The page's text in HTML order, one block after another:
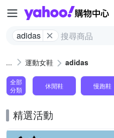
adidas
運動女鞋 adidas
全部
分類
休閒鞋 慢跑鞋
精選活動